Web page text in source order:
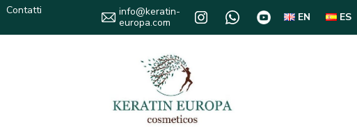
Contatti
info@keratin-
europa.com
EN ES